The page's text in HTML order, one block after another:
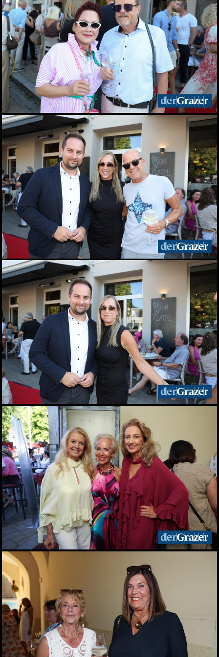
Elefantenrunde zur Grazer
Gemeinderatswahl 2026
01.06.2026
Fit im Job 2026 - der
steirische
Gesundheitspreis
01.06.2026
Biergarten-Opening am
Schlossberg
31.05.2026
Fußball-Legende Toni
Polster im Murpark
30.05.2026
Landessieger gekürt:
Lackner ist Weingut des
Jahres 2026
Night of Young Leaders
2026
27.05.2026
Zinzengrinsen - Das Fest
in und um die
Zinzendorfgasse
23.05.2026
Chorfestival: Voices of
Spirit erklangen in Graz
15.05.2026
Das Viertel 4 startet in die
Sommersaison
13.05.2026
Frühlingsfest der idlab
GmbH
12.05.2026
Shopping Friday im
Murpark
11.05.2026
Das war der Kunst- und
Designmarkt in Graz
10.05.2026
Veganmania am Grazer
Hauptplatz
09.05.2026
econet 2026 Wirtschaft.
Recht. Sicherheit
06.05.2026
Lendwirbel das
Straßenfest 2026
04.05.2026
Rund tausend Teilnehmer
beim Maiaufmarsch der
SPÖ in Graz
01.05.2026
Für ein gutes Leben: KPÖ
marschierte am 1. Mai in
Graz
01.05.2026